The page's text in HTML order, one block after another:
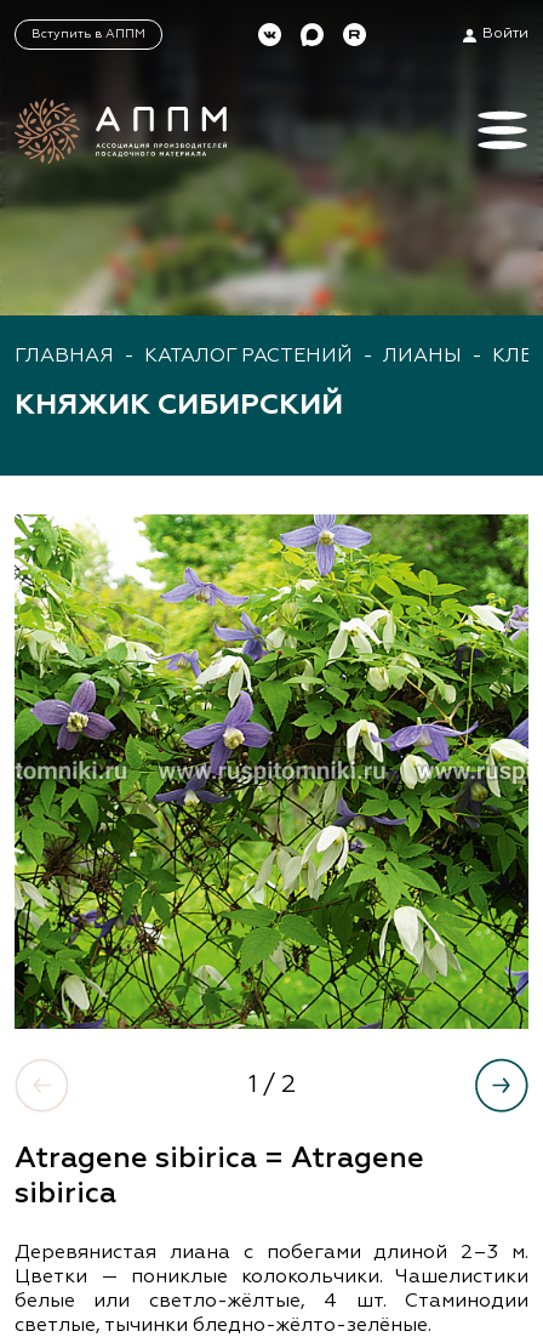
Вступить в АППМ Войти
ГЛАВНАЯ - КАТАЛОГ РАСТЕНИЙ - ЛИАНЫ -
КНЯЖИК СИБИРСКИЙ
1 / 2
Atragene sibirica = Atragene
sibirica
Деревянистая лиана с побегами длиной 2–3 м.
Цветки — пониклые колокольчики. Чашелистики
белые или светло-жёлтые, 4 шт. Стаминодии
светлые, тычинки бледно-жёлто-зелёные.